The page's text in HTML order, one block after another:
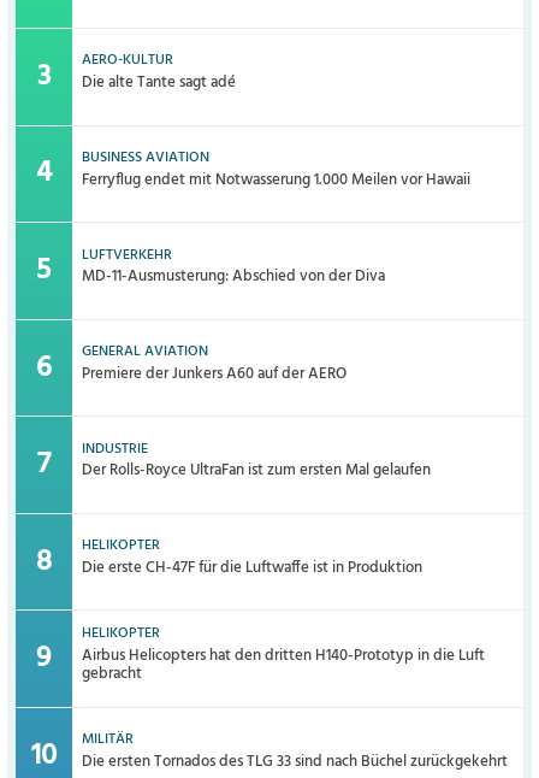
AERO-KULTUR
Die alte Tante sagt adé
BUSINESS AVIATION
Ferryflug endet mit Notwasserung 1.000 Meilen vor Hawaii
LUFTVERKEHR
MD-11-Ausmusterung: Abschied von der Diva
GENERAL AVIATION
Premiere der Junkers A60 auf der AERO
INDUSTRIE
Der Rolls-Royce UltraFan ist zum ersten Mal gelaufen
HELIKOPTER
Die erste CH-47F für die Luftwaffe ist in Produktion
HELIKOPTER
Airbus Helicopters hat den dritten H140-Prototyp in die Luft
gebracht
MILITÄR
Die ersten Tornados des TLG 33 sind nach Büchel zurückgekehrt